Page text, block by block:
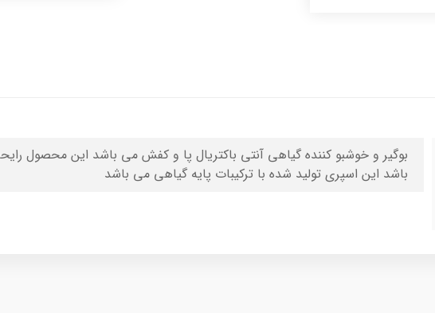
بوگیر و خوشبو کننده گیاهی آنتی باکتریال پا و کفش می باشد این محصول
باشد این اسپری تولید شده با ترکیبات پایه گیاهی می باشد